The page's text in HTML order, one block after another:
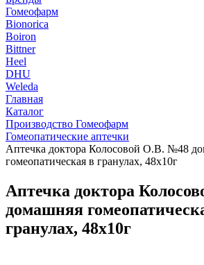
Гомеофарм
Bionorica
Boiron
Bittner
Heel
DHU
Weleda
Главная
Каталог
Производство Гомеофарм
Гомеопатические аптечки
Аптечка доктора Колосовой О.В. №48
гомеопатическая в гранулах, 48х10г
Аптечка доктора
домашняя
гранулах, 48х10г